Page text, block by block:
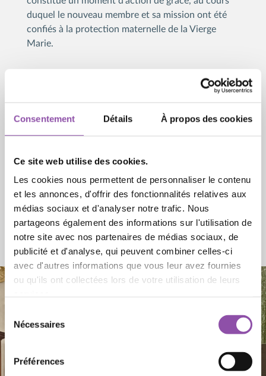
Consentement Détails À propos des cookies
Ce site web utilise des cookies.
Les cookies nous permettent de personnaliser le contenu
et les annonces, d'offrir des fonctionnalités relatives aux
médias sociaux et d'analyser notre trafic. Nous
partageons également des informations sur l'utilisation de
notre site avec nos partenaires de médias sociaux, de
publicité et d'analyse, qui peuvent combiner celles-ci
avec d'autres informations que vous leur avez fournies
ou qu'ils ont collectées lors de votre utilisation de leurs
Nécessaires
Préférences
duquel le nouveau membre et sa mission ont été
confiés à la protection maternelle de la Vierge
Marie.
l’engagement de la LSRS dans le renouveau de la
théologie. Les laboratoires de la LSRS offrent en
effet un cadre propice à la rencontre entre
savoirs, conformément à l’esprit du Motu proprio
de cette reconnaissance, qui confirme sa mission
mission de l’Église universelle.